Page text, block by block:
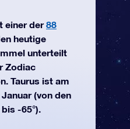
einer der88
heutige
unterteilt
Zodiac
Taurus ist am
(von den
-65°).